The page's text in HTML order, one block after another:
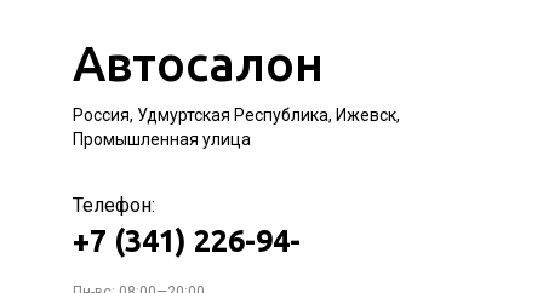
Автосалон
Россия, Удмуртская Республика, Ижевск,
Промышленная улица
Телефон:
+7 (341) 226-94-